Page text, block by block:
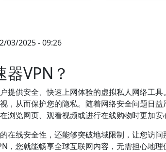
03/2025 - 09:26
VPN？
提供安全、快速上网体验的虚拟私人网络工
，从而保护您的隐私。随着网络安全问题日
浏览网页、观看视频或进行在线购物时更加安
在线安全性，还能够突破地域限制，让您访
，您就能畅享全球互联网内容，无需担心地